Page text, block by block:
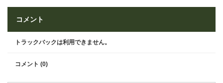
コメント
トラックバックは利用できません。
コメント (0)